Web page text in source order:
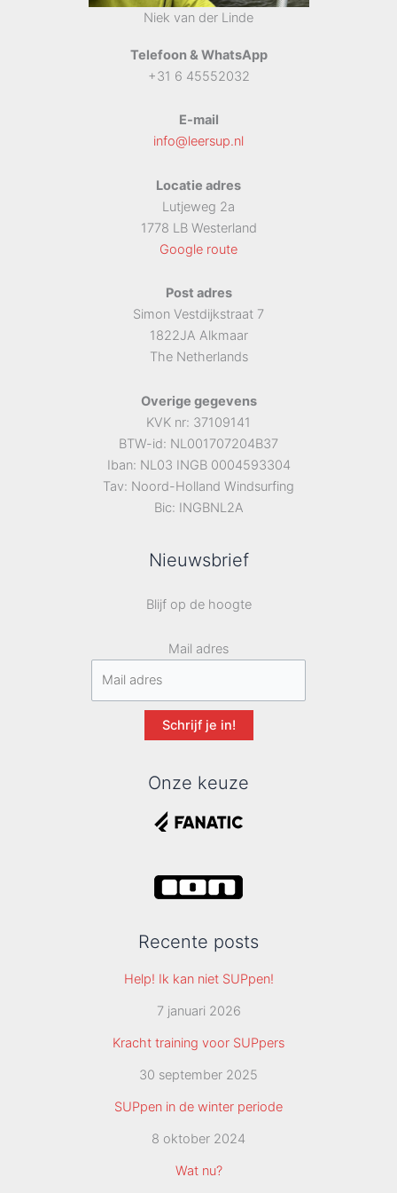
Niek van der Linde
Telefoon & WhatsApp
+31 6 45552032
E-mail
info@leersup.nl
Locatie adres
Lutjeweg 2a
1778 LB Westerland
Google route
Post adres
Simon Vestdijkstraat 7
1822JA Alkmaar
The Netherlands
Overige gegevens
KVK nr: 37109141
BTW-id: NL001707204B37
Iban: NL03 INGB 0004593304
Tav: Noord-Holland Windsurfing
Bic: INGBNL2A
Nieuwsbrief
Blijf op de hoogte
Mail adres
Schrijf je in!
Onze keuze
Recente posts
Help! Ik kan niet SUPpen!
7 januari 2026
Kracht training voor SUPpers
30 september 2025
SUPpen in de winter periode
8 oktober 2024
Wat nu?